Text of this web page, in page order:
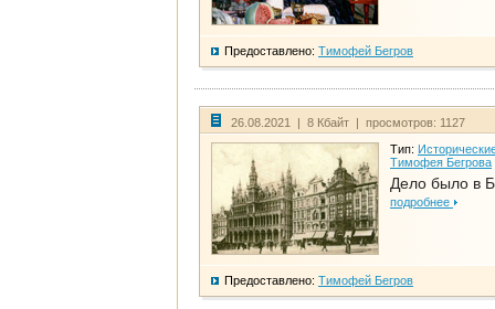
Предоставлено: Тимофей Бегров
26.08.2021 | 8 Кбайт | просмотров: 1127
Тип:
Тимофея Бегрова
Дело было в
подробнее
Предоставлено: Тимофей Бегров